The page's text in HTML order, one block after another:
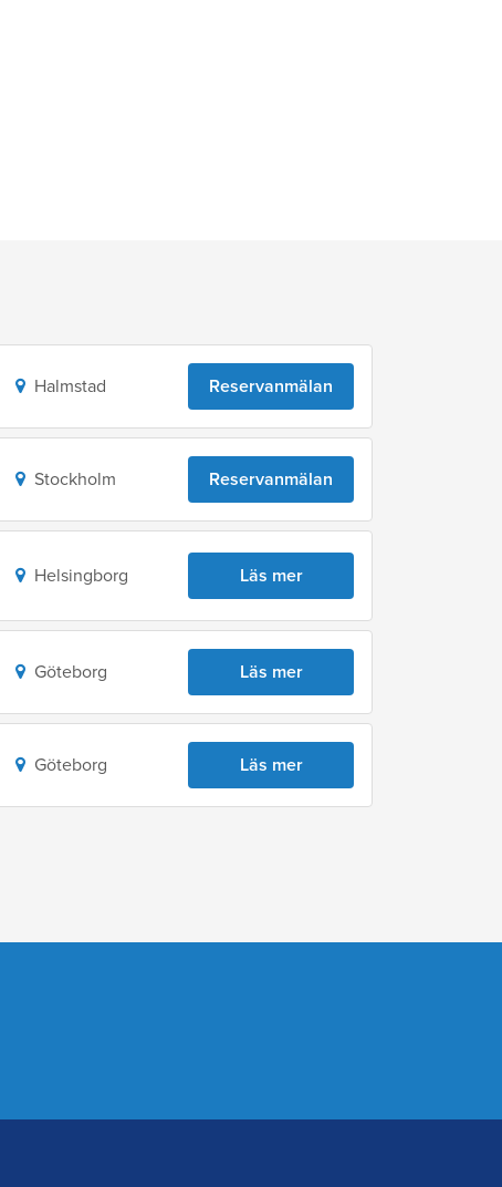
Halmstad Reservanmälan
Stockholm Reservanmälan
Helsingborg Läs mer
Göteborg Läs mer
Göteborg Läs mer